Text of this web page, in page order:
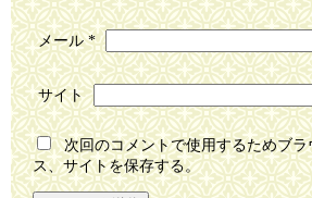
メール*
サイト
次回のコメントで使用するためブ
ス、サイトを保存する。